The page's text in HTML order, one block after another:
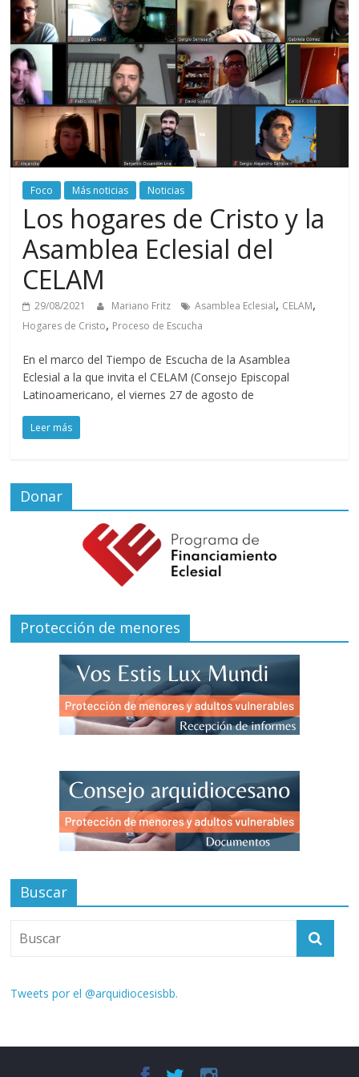
Foco Más noticias Noticias
Los hogares de Cristo y la
Asamblea Eclesial del
CELAM
29/08/2021 Mariano Fritz Asamblea Eclesial, CELAM,
Hogares de Cristo, Proceso de Escucha
En el marco del Tiempo de Escucha de la Asamblea
Eclesial a la que invita el CELAM (Consejo Episcopal
Latinoamericano, el viernes 27 de agosto de
Leer más
Donar
Protección de menores
Buscar
Tweets por el @arquidiocesisbb.